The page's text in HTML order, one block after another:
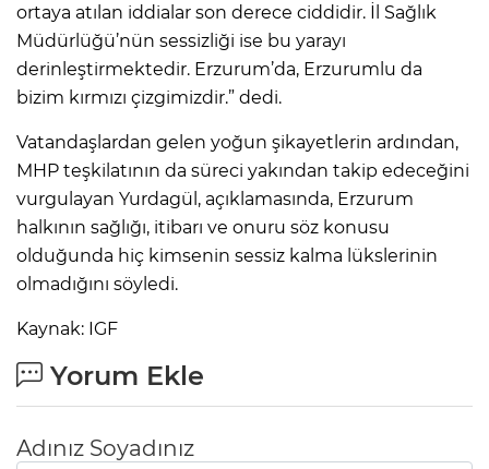
ortaya atılan iddialar son derece ciddidir. İl Sağlık
Müdürlüğü’nün sessizliği ise bu yarayı
derinleştirmektedir. Erzurum’da, Erzurumlu da
bizim kırmızı çizgimizdir.” dedi.
Vatandaşlardan gelen yoğun şikayetlerin ardından,
MHP teşkilatının da süreci yakından takip edeceğini
vurgulayan Yurdagül, açıklamasında, Erzurum
halkının sağlığı, itibarı ve onuru söz konusu
olduğunda hiç kimsenin sessiz kalma lükslerinin
olmadığını söyledi.
Kaynak: IGF
Yorum Ekle
Adınız Soyadınız